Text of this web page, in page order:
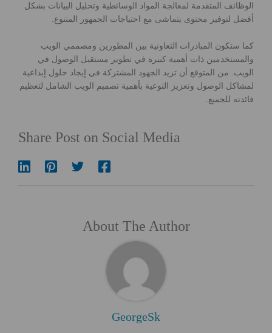
الوظائف المتقدمة لمعالجة المواد الوسائطية وتحليل البيانات بشكل
أفضل لتوفير محتوى يتماشى مع احتياجات الجمهور المتنوع.
كما ستكون المبادرات التعاونية بين المطورين ومصممي الويب
والمستخدمين ذات أهمية كبيرة في تطوير مستقبل الوصول في
الويب. من المتوقع أن تزيد الجهود المشتركة في إيجاد حلول إبداعية
لمشاكل الوصول وتعزيز التوعية بأهمية تصميم الويب الشامل لتعظيم
فائدته للجميع.
Share Post on Social Media
About The Author
GeorgeSk